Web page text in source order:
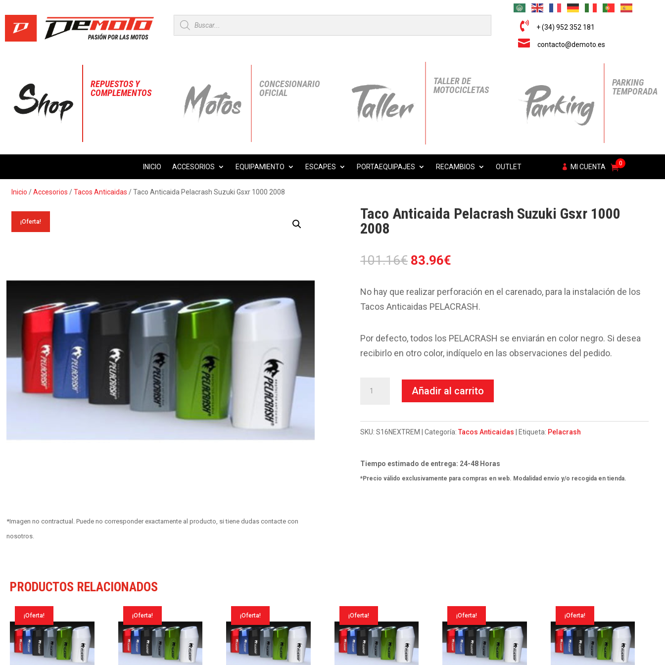
Búsqueda
de
productos
 + (34) 952 352 181
 contacto@demoto.es
REPUESTOS Y
COMPLEMENTOS
CONCESIONARIO
OFICIAL
TALLER DE
MOTOCICLETAS
PARKING
TEMPORADA
INICIO ACCESORIOS EQUIPAMIENTO ESCAPES PORTAEQUIPAJES RECAMBIOS OUTLET MI CUENTA 0
Inicio /Accesorios /Tacos Anticaidas / Taco Anticaida Pelacrash Suzuki Gsxr 1000 2008
¡Oferta!
*Imagen no contractual. Puede no corresponder exactamente al producto, si tiene dudas contacte con
nosotros.
Taco Anticaida Pelacrash Suzuki Gsxr 1000
2008
101.16€ El
original
era:
83.96€
actual
es:
No hay que realizar perforación en el carenado, para la instalación de los
Tacos Anticaidas PELACRASH.
Por defecto, todos los PELACRASH se enviarán en color negro. Si desea
recibirlo en otro color, indíquelo en las observaciones del pedido.
Suzuki
1000
2008
Añadir al carrito
SKU:S16NEXTREM Categoría:Tacos Anticaidas Etiqueta: Pelacrash
Tiempo estimado de entrega: 24-48 Horas
*Precio válido exclusivamente para compras en web. Modalidad envío y/o recogida en tienda.
PRODUCTOS RELACIONADOS
¡Oferta! ¡Oferta! ¡Oferta! ¡Oferta! ¡Oferta! ¡Oferta!